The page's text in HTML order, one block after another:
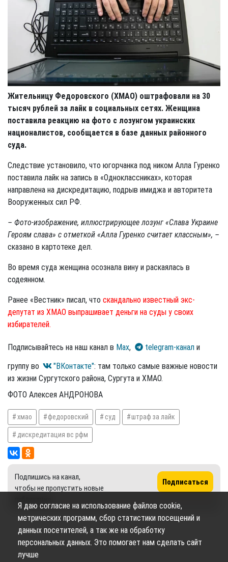
Жительницу Федоровского (ХМАО) оштрафовали на 30
тысяч рублей за лайк в социальных сетях. Женщина
поставила реакцию на фото с лозунгом украинских
националистов, сообщается в базе данных районного
суда.
Следствие установило, что югорчанка под ником Алла Гуренко
поставила лайк на запись в «Одноклассниках», которая
направлена на дискредитацию, подрыв имиджа и авторитета
Вооруженных сил РФ.
– Фото-изображение, иллюстрирующее лозунг «Слава Украине
Героям слава» с отметкой «Алла Гуренко считает классным», –
сказано в картотеке дел.
Во время суда женщина осознала вину и раскаялась в
содеянном.
Ранее «Вестник» писал, что скандально известный экс-
депутат из ХМАО выпрашивает деньги на суды у своих
избирателей.
Подписывайтесь на наш канал в Max, telegram-канал и
группу во
"ВКонтакте": там только самые важные новости
из жизни Сургутского района, Сургута и ХМАО.
ФОТО Алексея АНДРОНОВА
хмао федоровский суд штраф за лайк
дискредитация вс рфм
Подпишись на канал,
чтобы не пропустить новые
Подписаться
Я даю согласие на использование файлов cookie,
метрических программ, сбор статистики посещений и
данных посетителей, а так же на обработку
персональных данных. Это помогает нам сделать сайт
лучше